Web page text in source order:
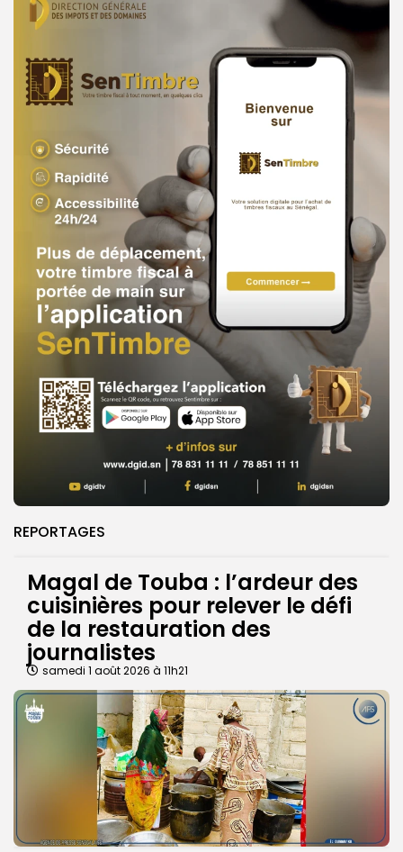
REPORTAGES
Magal de Touba : l’ardeur des
cuisinières pour relever le défi
de la restauration des
journalistes
samedi 1 août 2026 à 11h21